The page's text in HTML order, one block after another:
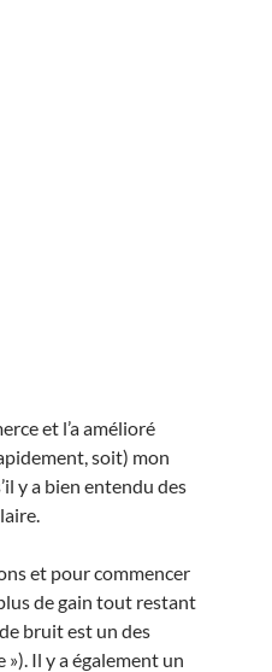
et l’a amélioré
soit) mon
y a bien entendu des
et pour commencer
de gain tout restant
bruit est un des
Il y a également un